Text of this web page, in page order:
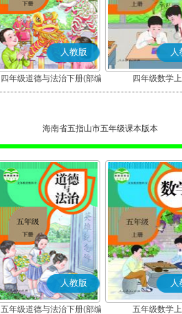
人教版
四年级道德与法治下册(部编
版)
人
四年级数学
海南省五指山市五年级课本版本
人教版
五年级道德与法治下册(部编
人
五年级数学